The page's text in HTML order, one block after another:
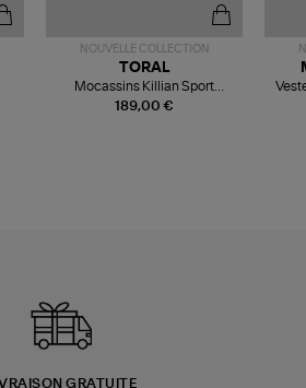
NOUVELLE COLLECTION
189,00 €
TORAL
Mocassins Killian Sport
Mousse
GRATUITE